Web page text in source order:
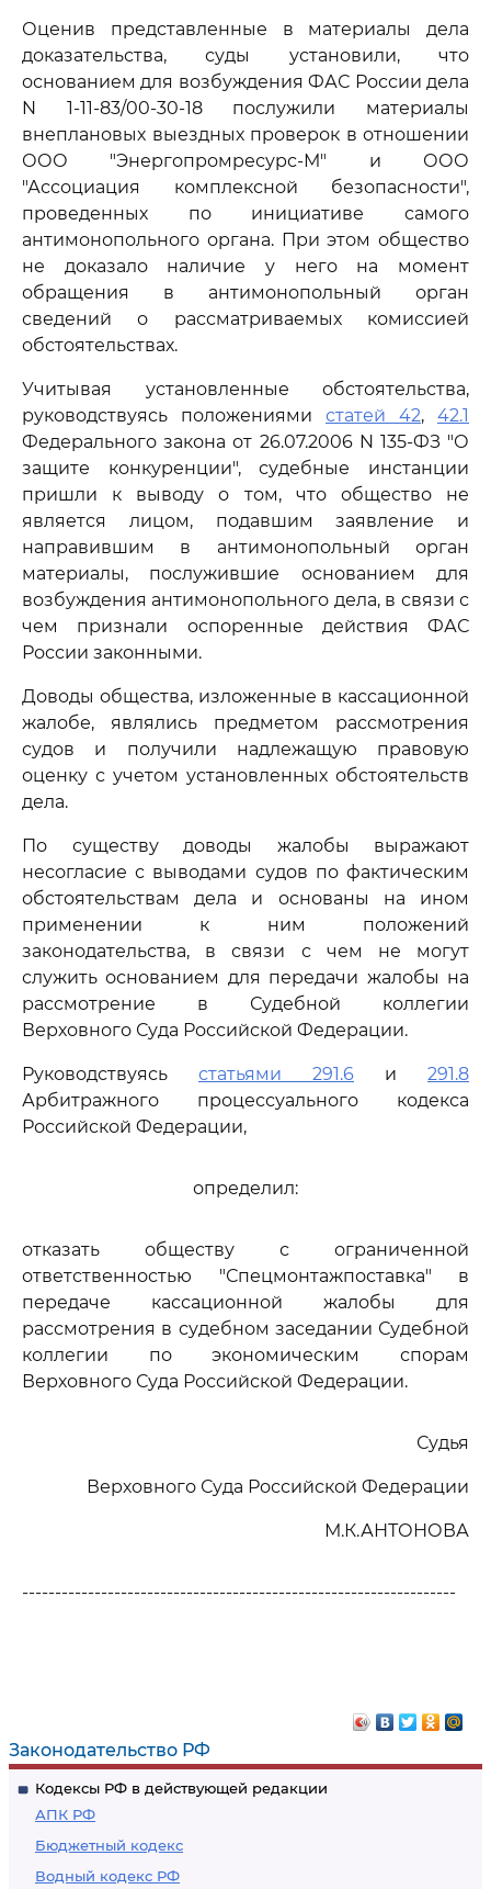
Законодательство РФ
Кодексы РФ в действующей редакции
АПК РФ
Бюджетный кодекс
Водный кодекс РФ
Оценив представленные в материалы дела
доказательства, суды установили, что
основанием для возбуждения ФАС России дела
N 1-11-83/00-30-18 послужили материалы
внеплановых выездных проверок в отношении
ООО "Энергопромресурс-М" и ООО
"Ассоциация комплексной безопасности",
проведенных по инициативе самого
антимонопольного органа. При этом общество
не доказало наличие у него на момент
обращения в антимонопольный орган
сведений о рассматриваемых комиссией
обстоятельствах.
Учитывая установленные обстоятельства,
руководствуясь положениями статей 42, 42.1
Федерального закона от 26.07.2006 N 135-ФЗ "О
защите конкуренции", судебные инстанции
пришли к выводу о том, что общество не
является лицом, подавшим заявление и
направившим в антимонопольный орган
материалы, послужившие основанием для
возбуждения антимонопольного дела, в связи с
чем признали оспоренные действия ФАС
России законными.
Доводы общества, изложенные в кассационной
жалобе, являлись предметом рассмотрения
судов и получили надлежащую правовую
оценку с учетом установленных обстоятельств
дела.
По существу доводы жалобы выражают
несогласие с выводами судов по фактическим
обстоятельствам дела и основаны на ином
применении к ним положений
законодательства, в связи с чем не могут
служить основанием для передачи жалобы на
рассмотрение в Судебной коллегии
Верховного Суда Российской Федерации.
Руководствуясь статьями 291.6 и 291.8
Арбитражного процессуального кодекса
Российской Федерации,
определил:
отказать обществу с ограниченной
ответственностью "Спецмонтажпоставка" в
передаче кассационной жалобы для
рассмотрения в судебном заседании Судебной
коллегии по экономическим спорам
Верховного Суда Российской Федерации.
Судья
Верховного Суда Российской Федерации
М.К.АНТОНОВА
------------------------------------------------------------------